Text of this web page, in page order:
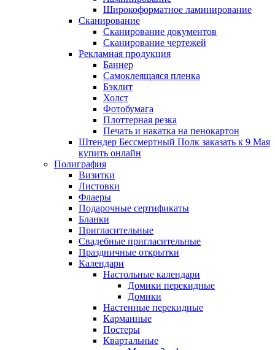
Широкоформатное ламинирование
Сканирование
Сканирование документов
Сканирование чертежей
Рекламная продукция
Баннер
Самоклеящаяся пленка
Бэклит
Холст
Фотобумага
Плоттерная резка
Печать и накатка на пенокартон
Штендер Бессмертный Полк заказать к 9 Мая
купить онлайн
Полиграфия
Визитки
Листовки
Флаеры
Подарочные сертификаты
Бланки
Пригласительные
Свадебные пригласительные
Праздничные открытки
Календари
Настольные календари
Домики перекидные
Домики
Настенные перекидные
Карманные
Постеры
Квартальные